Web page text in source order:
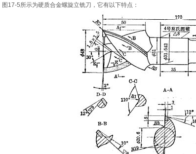
17-5所示为硬质合金螺旋立铣刀，它有以下特点：